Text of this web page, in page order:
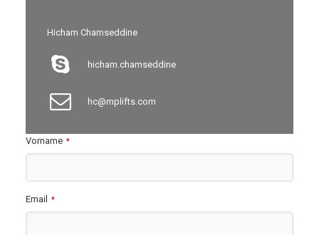
Hicham Chamseddine
hicham.chamseddine
hc@mplifts.com
Vorname *
Email *